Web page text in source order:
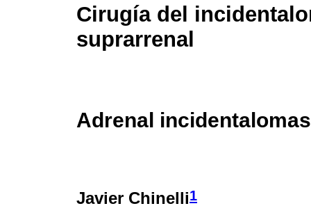
Cirugía del
suprarrenal
Adrenal
Javier Chinelli1